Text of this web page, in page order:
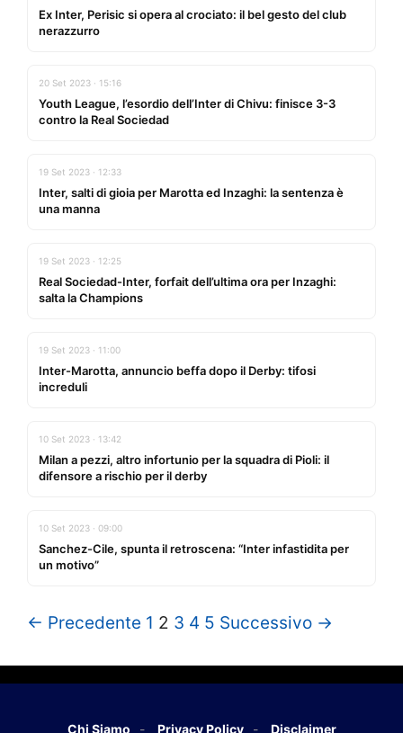
Ex Inter, Perisic si opera al crociato: il bel gesto del club
nerazzurro
20 Set 2023 · 15:16
Youth League, l’esordio dell’Inter di Chivu: finisce 3-3
contro la Real Sociedad
19 Set 2023 · 12:33
Inter, salti di gioia per Marotta ed Inzaghi: la sentenza è
una manna
19 Set 2023 · 12:25
Real Sociedad-Inter, forfait dell’ultima ora per Inzaghi:
salta la Champions
19 Set 2023 · 11:00
Inter-Marotta, annuncio beffa dopo il Derby: tifosi
increduli
10 Set 2023 · 13:42
Milan a pezzi, altro infortunio per la squadra di Pioli: il
difensore a rischio per il derby
10 Set 2023 · 09:00
Sanchez-Cile, spunta il retroscena: “Inter infastidita per
un motivo”
← Precedente 1 2 3 4 5 Successivo →
Chi Siamo Privacy Policy Disclaimer